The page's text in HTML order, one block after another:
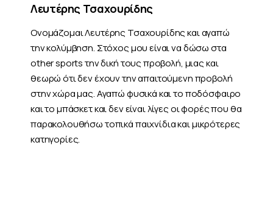
Λευτέρης Τσαχουρίδης
Ονομάζομαι Λευτέρης Τσαχουρίδης και αγαπώ
την κολύμβηση. Στόχος μου είναι να δώσω στα
other sports την δική τους προβολή, μιας και
θεωρώ ότι δεν έχουν την απαιτούμενη προβολή
στην χώρα μας. Αγαπώ φυσικά και το ποδόσφαιρο
και το μπάσκετ και δεν είναι λίγες οι φορές που θα
παρακολουθήσω τοπικά παιχνίδια και μικρότερες
κατηγορίες.